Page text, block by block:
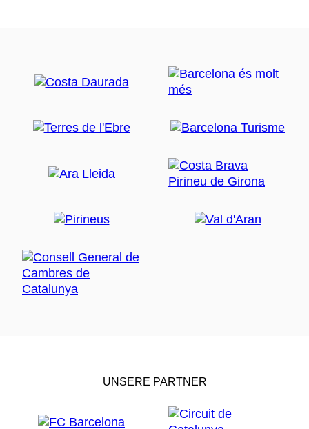
UNSERE PARTNER